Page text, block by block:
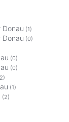
(1)
(0)
(0)
(0)
(1)
(2)